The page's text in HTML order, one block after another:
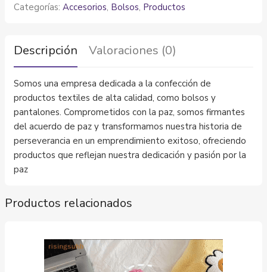
Categorías: Accesorios, Bolsos, Productos
Descripción Valoraciones (0)
Somos una empresa dedicada a la confección de
productos textiles de alta calidad, como bolsos y
pantalones. Comprometidos con la paz, somos firmantes
del acuerdo de paz y transformamos nuestra historia de
perseverancia en un emprendimiento exitoso, ofreciendo
productos que reflejan nuestra dedicación y pasión por la
paz
Productos relacionados